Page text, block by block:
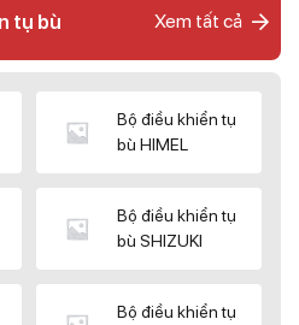
tụ bù Xem tất cả
Bộ điều khiển tụ
bù HIMEL
Bộ điều khiển tụ
bù SHIZUKI
Bộ điều khiển tụ